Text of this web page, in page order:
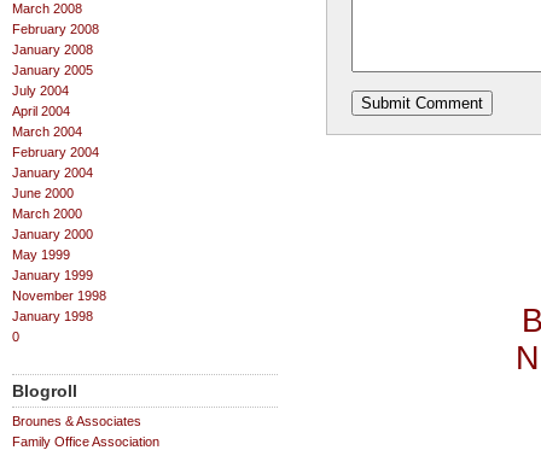
March 2008
February 2008
January 2008
January 2005
July 2004
April 2004
March 2004
February 2004
January 2004
June 2000
March 2000
January 2000
May 1999
January 1999
November 1998
January 1998
0
Blogroll
Brounes & Associates
Family Office Association